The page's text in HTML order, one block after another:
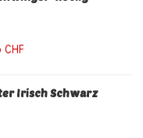
CHF
Irisch Schwarz